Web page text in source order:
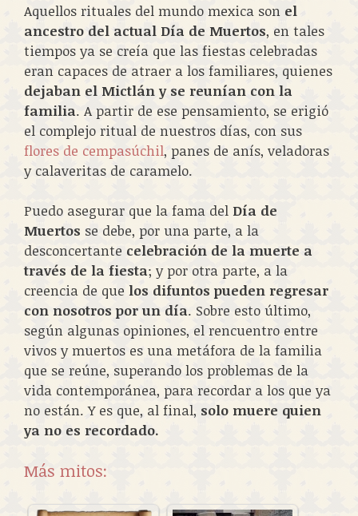
Aquellos rituales del mundo mexica son el
ancestro del actual Día de Muertos, en tales
tiempos ya se creía que las fiestas celebradas
eran capaces de atraer a los familiares, quienes
dejaban el Mictlán y se reunían con la
familia. A partir de ese pensamiento, se erigió
el complejo ritual de nuestros días, con sus
flores de cempasúchil, panes de anís, veladoras
y calaveritas de caramelo.
Puedo asegurar que la fama del Día de
Muertos se debe, por una parte, a la
desconcertante celebración de la muerte a
través de la fiesta; y por otra parte, a la
creencia de que los difuntos pueden regresar
con nosotros por un día. Sobre esto último,
según algunas opiniones, el rencuentro entre
vivos y muertos es una metáfora de la familia
que se reúne, superando los problemas de la
vida contemporánea, para recordar a los que ya
no están. Y es que, al final, solo muere quien
ya no es recordado.
Más mitos: